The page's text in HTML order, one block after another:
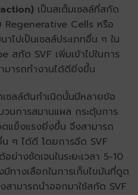
เป็นสเต็มเซลล์ที่สกัด
Regenerative Cells หรือ
ไปเป็นเซลล์ประเภทอื่น ๆ ใน
สกัด SVF เพิ่มเข้าไปในการ
มารถทำงานได้ดียิ่งขึ้น
ซลล์ต้นกำเนิดนั้นมีหลายข้อ
วนการสมานแผล กระตุ้นการ
ดแข็งแรงยิ่งขึ้น จึงสามารถ
น ๆ ได้ดี โดยการฉีด SVF
ย่างชัดเจนในระยะเวลา 5-10
ทางเลือกในการเก็บไขมันที่ดูด
สามารถนำออกมาใช้สกัด SVF